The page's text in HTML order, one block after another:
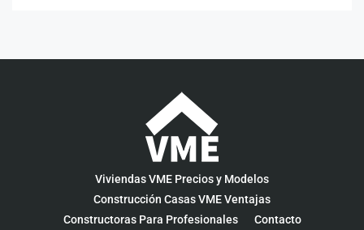
Viviendas VME Precios y Modelos
Construcción Casas VME Ventajas
Constructoras Para Profesionales
Contacto